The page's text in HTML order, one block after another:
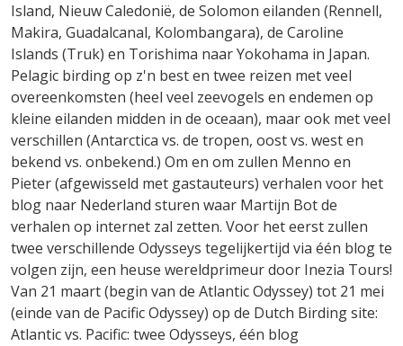
Island, Nieuw Caledonië, de Solomon eilanden (Rennell,
Makira, Guadalcanal, Kolombangara), de Caroline
Islands (Truk) en Torishima naar Yokohama in Japan.
Pelagic birding op z'n best en twee reizen met veel
overeenkomsten (heel veel zeevogels en endemen op
kleine eilanden midden in de oceaan), maar ook met veel
verschillen (Antarctica vs. de tropen, oost vs. west en
bekend vs. onbekend.) Om en om zullen Menno en
Pieter (afgewisseld met gastauteurs) verhalen voor het
blog naar Nederland sturen waar Martijn Bot de
verhalen op internet zal zetten. Voor het eerst zullen
twee verschillende Odysseys tegelijkertijd via één blog te
volgen zijn, een heuse wereldprimeur door Inezia Tours!
Van 21 maart (begin van de Atlantic Odyssey) tot 21 mei
(einde van de Pacific Odyssey) op de Dutch Birding site:
Atlantic vs. Pacific: twee Odysseys, één blog